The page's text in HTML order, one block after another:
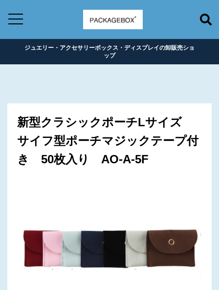
ジュエリー・アクセサリーボックス・ディスプレイの卸販売ショ
ップ
新型クラシックポーチLサイズ
サイフ型ポーチマジックテープ付
き 50枚入り AO-A-5F